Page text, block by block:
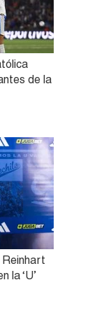
de la
la ‘U’